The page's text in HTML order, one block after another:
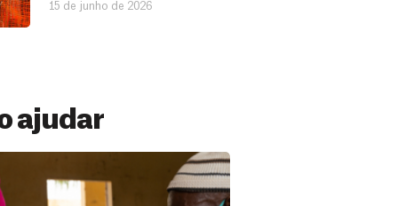
15 de junho de 2026
ajudar